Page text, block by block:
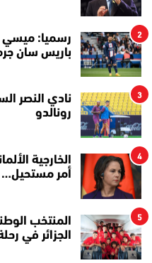
2
رسميا: ميسي
باريس سان
3
نادي النصر
رونالدو
4
الخارجية
أمر مستحيل…
5
الجزائر في